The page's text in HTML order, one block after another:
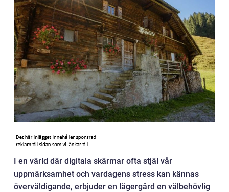
I en värld där digitala skärmar ofta stjäl vår
uppmärksamhet och vardagens stress kan kännas
överväldigande, erbjuder en lägergård en välbehövlig